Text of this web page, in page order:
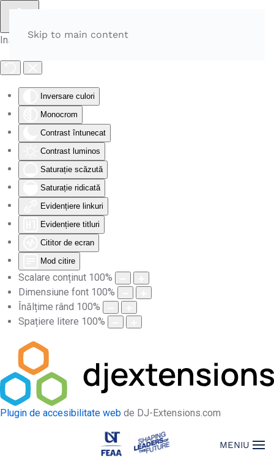
Instrumente de accesibilitate
Inversare culori
Monocrom
Contrast întunecat
Contrast luminos
Saturație scăzută
Saturație ridicată
Evidențiere linkuri
Evidențiere titluri
Cititor de ecran
Mod citire
Scalare conținut 100%
Dimensiune font 100%
Înălțime rând 100%
Spațiere litere 100%
Plugin de accesibilitate web de DJ-Extensions.com
Skip to main content
MENIU